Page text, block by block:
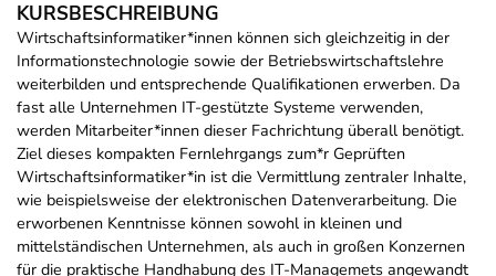
KURSBESCHREIBUNG
Wirtschaftsinformatiker*innen können sich gleichzeitig in der
Informationstechnologie sowie der Betriebswirtschaftslehre
weiterbilden und entsprechende Qualifikationen erwerben. Da
fast alle Unternehmen IT-gestützte Systeme verwenden,
werden Mitarbeiter*innen dieser Fachrichtung überall benötigt.
Ziel dieses kompakten Fernlehrgangs zum*r Geprüften
Wirtschaftsinformatiker*in ist die Vermittlung zentraler Inhalte,
wie beispielsweise der elektronischen Datenverarbeitung. Die
erworbenen Kenntnisse können sowohl in kleinen und
mittelständischen Unternehmen, als auch in großen Konzernen
für die praktische Handhabung des IT-Managemets angewandt